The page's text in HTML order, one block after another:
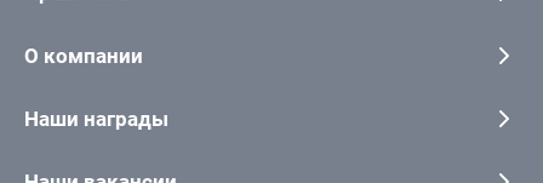
О компании
Наши награды